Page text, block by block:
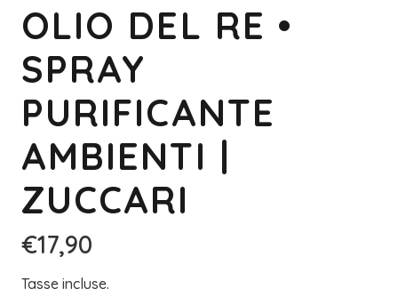
OLIO DEL RE •
SPRAY
PURIFICANTE
AMBIENTI |
ZUCCARI
€17,90
Tasse incluse.